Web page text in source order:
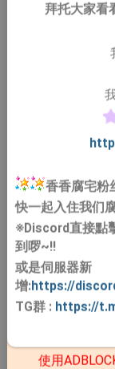
拜托大家看
香香腐宅粉
快一起入住我们
※Discord直接點
到啰~!!
或是伺服器新
增:https://
TG群: https://
使用